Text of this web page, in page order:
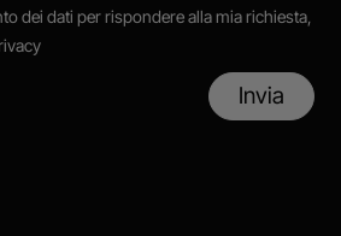
dei dati per rispondere alla mia richiesta,
Invia